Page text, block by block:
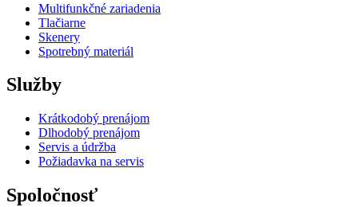
Multifunkčné zariadenia
Tlačiarne
Skenery
Spotrebný materiál
Služby
Krátkodobý prenájom
Dlhodobý prenájom
Servis a údržba
Požiadavka na servis
Spoločnosť